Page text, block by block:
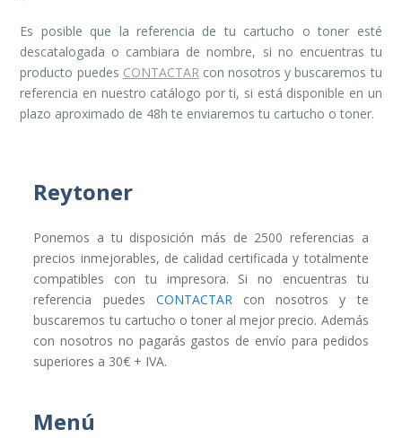
Es posible que la referencia de tu cartucho o toner esté
descatalogada o cambiara de nombre, si no encuentras tu
producto puedes CONTACTARcon nosotros y buscaremos tu
referencia en nuestro catálogo por ti, si está disponible en un
plazo aproximado de 48h te enviaremos tu cartucho o toner.
Reytoner
Ponemos a tu disposición más de 2500 referencias a
precios inmejorables, de calidad certificada y totalmente
compatibles con tu impresora. Si no encuentras tu
referencia puedes CONTACTARcon nosotros y te
buscaremos tu cartucho o toner al mejor precio. Además
con nosotros no pagarás gastos de envío para pedidos
superiores a 30€ + IVA.
Menú